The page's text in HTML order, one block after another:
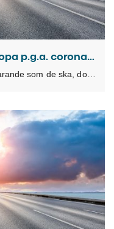
Kostnadsförändringar i Europa p.g.a. coronaviruset
Våra godstransporter fungerar fortfarande som de ska, dock har internationella åtgärder relaterade till coronaviruset nu